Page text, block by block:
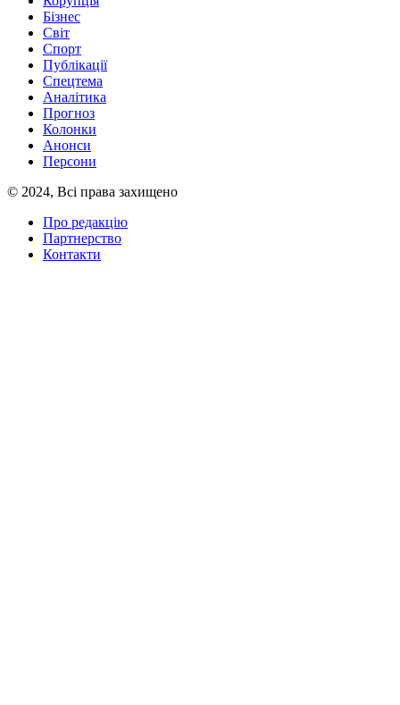
Бізнес
Світ
Спорт
Публікації
Спецтема
Аналітика
Прогноз
Колонки
Анонси
Персони
© 2024, Всі права захищено
Про редакцію
Партнерство
Контакти